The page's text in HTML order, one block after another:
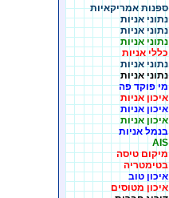
ספנות אמריקאיות
נתוני אניות
נתוני אניות
נתוני אניות
כללי אניות
נתוני אניות
נתוני אניות
מי פוקד פה
איכון אניות
איכון אניות
איכון אניות
בנמל אניות
AIS
מיקום טיסה
בטימטריה
איכון טוב
איכון מטוסים